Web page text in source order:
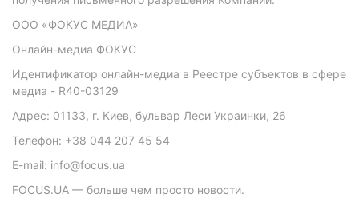
ООО «ФОКУС МЕДИА»
Онлайн-медиа ФОКУС
Идентификатор онлайн-медиа в Реестре субъектов в сфере
медиа - R40-03129
Адрес: 01133, г. Киев, бульвар Леси Украинки, 26
Телефон: +38 044 207 45 54
E-mail: info@focus.ua
FOCUS.UA — больше чем просто новости.